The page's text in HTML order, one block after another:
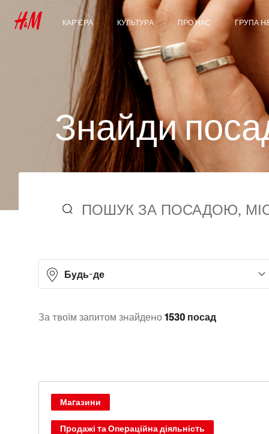
КАР’ЄРА
Наші сфери діяльності
Студенти & Початок
кар’єри
КУЛЬТУРА
Наша культура &
Переваги
ПРО НАС
Хто ми
Сталий розвиток
Інклюзивність &
ГРУПА
Знайдипоса
Будь-де
North America
550
Oceania
South America
За твоїм запитом знайдено 1530 посад
Магазини
Продажі та Операційна діяльність